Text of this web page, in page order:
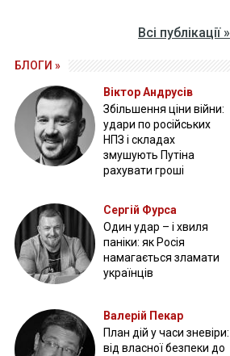
Всі публікації »
БЛОГИ »
Віктор Андрусів
Збільшення ціни війни:
удари по російських
НПЗ і складах
змушують Путіна
рахувати гроші
Сергій Фурса
Один удар – і хвиля
паніки: як Росія
намагається зламати
українців
Валерій Пекар
План дій у часи зневіри:
від власної безпеки до